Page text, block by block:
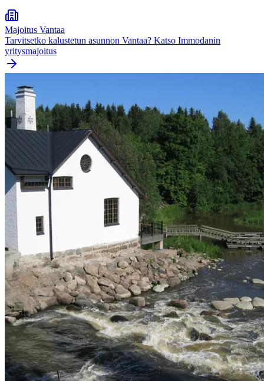
Majoitus Vantaa
Tarvitsetko kalustetun asunnon Vantaa? Katso Immodanin
yritysmajoitus